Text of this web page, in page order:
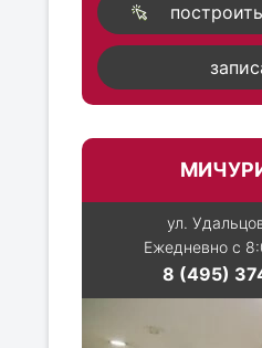
ул.
Ежедневно с
8 (495)